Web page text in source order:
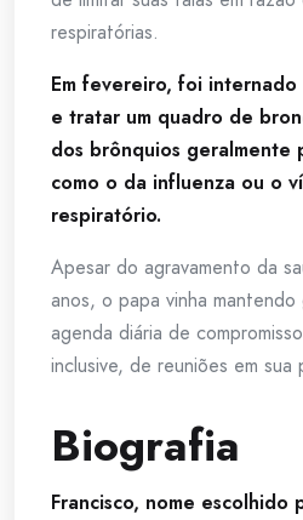
respiratórias.
Em fevereiro, foi internado
e tratar um quadro de
dos brônquios geralmente
como o da influenza ou o
respiratório.
Apesar do agravamento da
anos, o papa vinha
agenda diária de
inclusive, de reuniões em sua
Biografia
Francisco, nome escolhido